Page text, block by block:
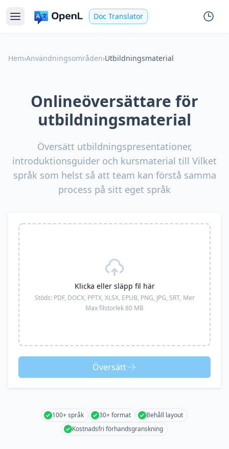
Doc Translator
Hem›Användningsområden›Utbildningsmaterial
Onlineöversättare för
utbildningsmaterial
Översätt utbildningspresentationer,
introduktionsguider och kursmaterial till Vilket
språk som helst så att team kan förstå samma
process på sitt eget språk
Klicka eller släpp fil här
Stöds: PDF, DOCX, PPTX, XLSX, EPUB, PNG, JPG, SRT, Mer
Max filstorlek 80 MB
Översätt
100+ språk 30+ format
Behåll layout
Kostnadsfri förhandsgranskning